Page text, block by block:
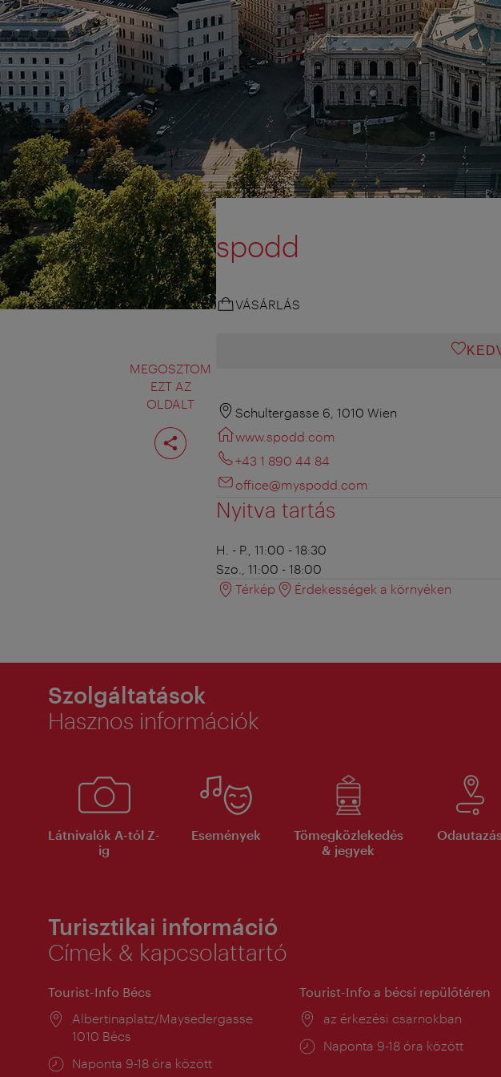
MEGOSZTOM
EZT AZ
OLDALT
Oldal
megosztása
spodd
VÁSÁRLÁS
Schultergasse 6, 1010 Wien
www.spodd.com
+43 1 890 44 84
office@myspodd.com
Nyitva tartás
H. - P., 11:00 - 18:30
Szo., 11:00 - 18:00
Térkép
Érdekességek a környéken
Szolgáltatások
Hasznos információk
Látnivalók A-tól Z-
ig
Események
Tömegközlekedés
& jegyek
Turisztikai információ
Címek & kapcsolattartó
Tourist-Info Bécs
Helyszín:
Albertinaplatz/Maysedergasse
1010 Bécs
Nyitva
Naponta 9-18 óra között
Tourist-Info a bécsi repülőtéren
Helyszín:
az érkezési csarnokban
Nyitva
Naponta 9-18 óra között